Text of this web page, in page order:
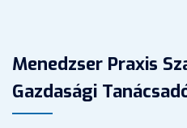
Menedzser Praxis
Gazdasági